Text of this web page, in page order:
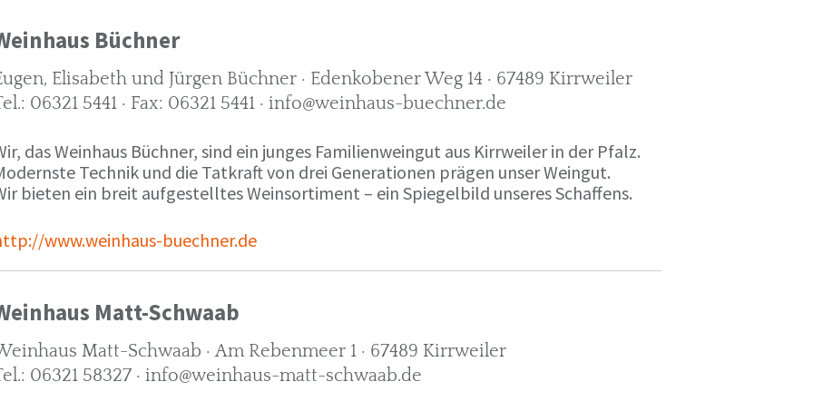
Büchner
Elisabeth und Jürgen Büchner · Edenkobener Weg 14 · 67489 Kirrweiler
06321 5441 · Fax: 06321 5441 · info@weinhaus-buechner.de
das Weinhaus Büchner, sind ein junges Familienweingut aus Kirrweiler in der Pfalz.
Technik und die Tatkraft von drei Generationen prägen unser Weingut.
bieten ein breit aufgestelltes Weinsortiment – ein Spiegelbild unseres Schaffens.
www.weinhaus-buechner.de
Matt-Schwaab
Matt-Schwaab · Am Rebenmeer 1 · 67489 Kirrweiler
06321 58327 · info@weinhaus-matt-schwaab.de